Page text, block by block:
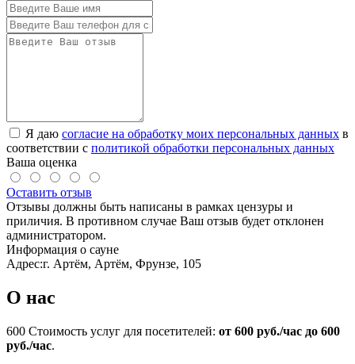
Я даю согласие на обработку моих персональных данных в
соответствии с политикой обработки персональных данных
Ваша оценка
Оставить отзыв
Отзывы должны быть написаны в рамках цензуры и
приличия. В противном случае Ваш отзыв будет отклонен
администратором.
Информация о сауне
Адрес:г. Артём, Артём, Фрунзе, 105
О нас
600 Стоимость услуг для посетителей: от 600 руб./час до 600
руб./час.